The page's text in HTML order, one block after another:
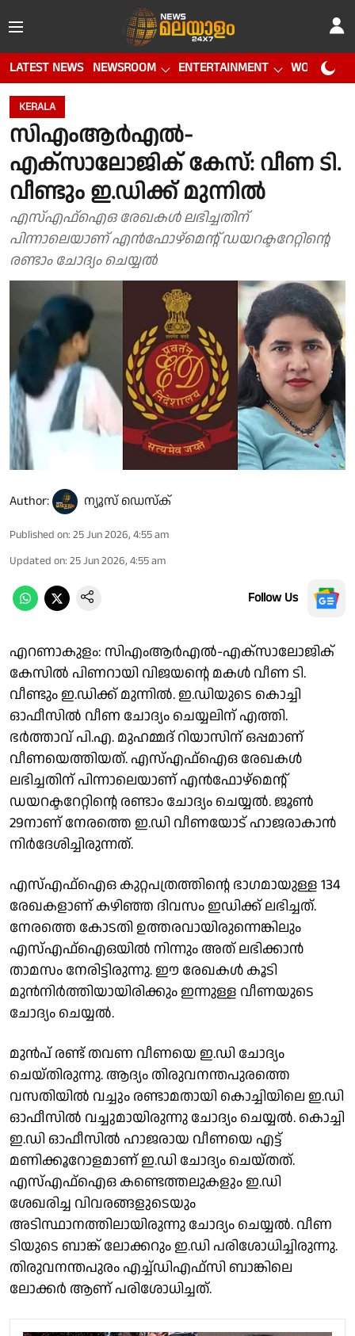
LATEST NEWS NEWSROOM ENTERTAINMENT WORLD CUP
KERALA
സിഎംആർഎൽ-
എക്സാലോജിക് കേസ്: വീണ ടി.
വീണ്ടും ഇ.ഡിക്ക് മുന്നിൽ
എസ്എഫ്ഐഒ രേഖകൾ ലഭിച്ചതിന്
പിന്നാലെയാണ് എൻഫോഴ്മെന്റ് ഡയറക്ടറേറ്റിന്റെ
രണ്ടാം ചോദ്യം ചെയ്യൽ
Author: ന്യൂസ് ഡെസ്ക്
Published on: 25 Jun 2026, 4:55 am
Updated on: 25 Jun 2026, 4:55 am
Follow Us
എറണാകുളം: സിഎംആർഎൽ-എക്സാലോജിക്
കേസിൽ പിണറായി വിജയന്റെ മകൾ വീണ ടി.
വീണ്ടും ഇ.ഡിക്ക് മുന്നിൽ. ഇ.ഡിയുടെ കൊച്ചി
ഓഫീസിൽ വീണ ചോദ്യം ചെയ്യലിന് എത്തി.
ഭർത്താവ് പി.എ. മുഹമ്മദ് റിയാസിന് ഒപ്പമാണ്
വീണയെത്തിയത്. എസ്എഫ്ഐഒ രേഖകൾ
ലഭിച്ചതിന് പിന്നാലെയാണ് എൻഫോഴ്മെന്റ്
ഡയറക്ടറേറ്റിന്റെ രണ്ടാം ചോദ്യം ചെയ്യൽ. ജൂൺ
29നാണ് നേരത്തെ ഇ.ഡി വീണയോട് ഹാജരാകാൻ
നിർദേശിച്ചിരുന്നത്.
എസ്എഫ്ഐഒ കുറ്റപത്രത്തിൻ്റെ ഭാഗമായുള്ള 134
രേഖകളാണ് കഴിഞ്ഞ ദിവസം ഇഡിക്ക് ലഭിച്ചത്.
നേരത്തെ കോടതി ഉത്തരവായിരുന്നെങ്കിലും
എസ്എഫ്ഐഒയിൽ നിന്നും അത് ലഭിക്കാൻ
താമസം നേരിട്ടിരുന്നു. ഈ രേഖകൾ കൂടി
മുൻനിർത്തിയായിരിക്കും ഇന്നുള്ള വീണയുടെ
ചോദ്യം ചെയ്യല്‍.
മുൻപ് രണ്ട് തവണ വീണയെ ഇ.ഡി ചോദ്യം
ചെയ്തിരുന്നു. ആദ്യം തിരുവനന്തപുരത്തെ
വസതിയിൽ വച്ചും രണ്ടാമതായി കൊച്ചിയിലെ ഇ.ഡി
ഓഫീസിൽ വച്ചുമായിരുന്നു ചോദ്യം ചെയ്യൽ. കൊച്ചി
ഇ.ഡി ഓഫീസിൽ ഹാജരായ വീണയെ എട്ട്
മണിക്കൂറോളമാണ് ഇ.ഡി ചോദ്യം ചെയ്തത്.
എസ്എഫ്ഐഒ കണ്ടെത്തലുകളും ഇ.ഡി
ശേഖരിച്ച വിവരങ്ങളുടെയും
അടിസ്ഥാനത്തിലായിരുന്നു ചോദ്യം ചെയ്യൽ. വീണ
ടിയുടെ ബാങ്ക് ലോക്കറും ഇ.ഡി പരിശോധിച്ചിരുന്നു.
തിരുവനന്തപുരം എച്ച്ഡിഎഫ്സി ബാങ്കിലെ
ലോക്കർ ആണ് പരിശോധിച്ചത്.